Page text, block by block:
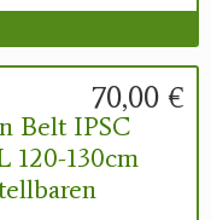
70,00 €
Belt IPSC
120-130cm